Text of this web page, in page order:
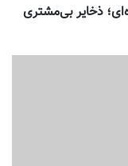
ذخایر بی‌مشتری